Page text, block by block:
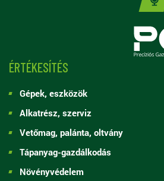
ÉRTÉKESÍTÉS
Gépek, eszközök
Alkatrész, szerviz
Vetőmag, palánta, oltvány
Tápanyag-gazdálkodás
Növényvédelem